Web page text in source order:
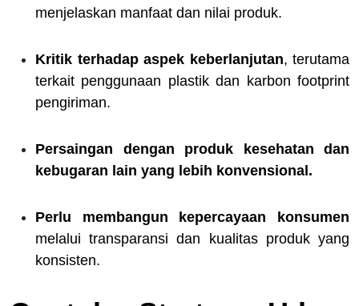
menjelaskan manfaat dan nilai produk.
Kritik terhadap aspek keberlanjutan, terutama
terkait penggunaan plastik dan karbon footprint
pengiriman.
Persaingan dengan produk kesehatan dan
kebugaran lain yang lebih konvensional.
Perlu membangun kepercayaan konsumen
melalui transparansi dan kualitas produk yang
konsisten.